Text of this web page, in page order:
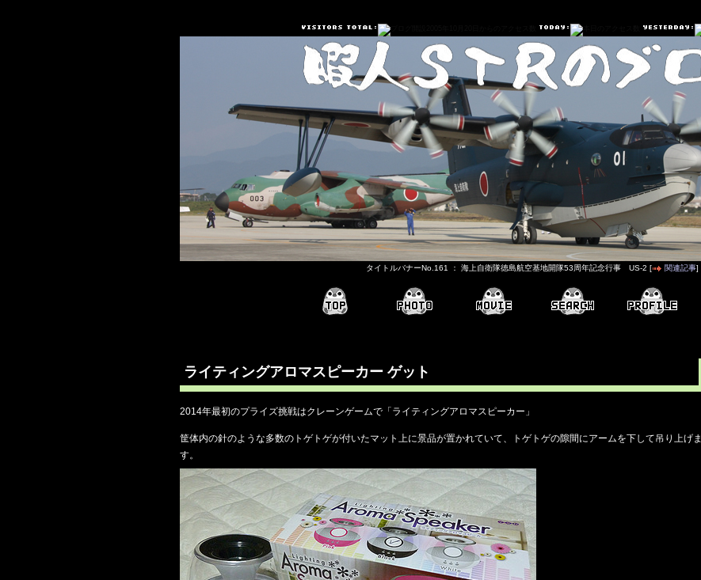
タイトルバナーNo.161 ： 海上自衛隊徳島航空基地開隊53周年記念行事 US-2 [ 関連記事]
ライティングアロマスピーカー ゲット
2014年最初のプライズ挑戦はクレーンゲームで「ライティングアロマスピーカー」
筐体内の針のような多数のトゲトゲが付いたマット上に景品が置かれていて、トゲトゲの隙間にアームを下して吊り上げま
す。